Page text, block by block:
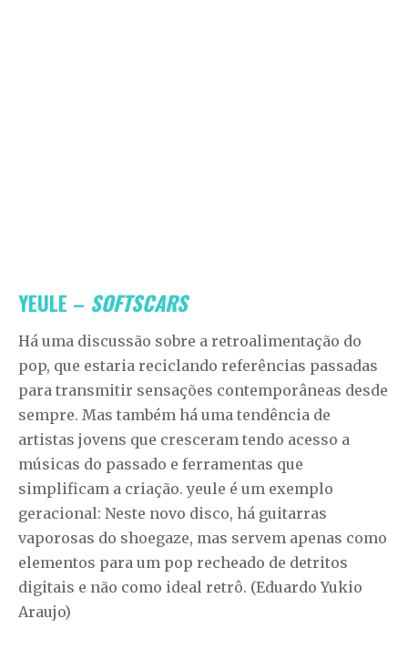
YEULE – SOFTSCARS
Há uma discussão sobre a retroalimentação do
pop, que estaria reciclando referências passadas
para transmitir sensações contemporâneas desde
sempre. Mas também há uma tendência de
artistas jovens que cresceram tendo acesso a
músicas do passado e ferramentas que
simplificam a criação. yeule é um exemplo
geracional: Neste novo disco, há guitarras
vaporosas do shoegaze, mas servem apenas como
elementos para um pop recheado de detritos
digitais e não como ideal retrô. (Eduardo Yukio
Araujo)